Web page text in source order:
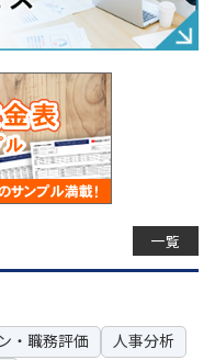
一覧
・職務評価
人事分析